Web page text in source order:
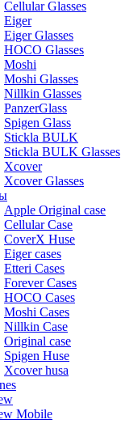
Cellular Glasses
Eiger
Eiger Glasses
HOCO Glasses
Moshi
Moshi Glasses
Nillkin Glasses
PanzerGlass
Spigen Glass
Stickla BULK
Stickla BULK Glasses
Xcover
Xcover Glasses
Apple Original case
Cellular Case
CoverX Huse
Eiger cases
Etteri Cases
Forever Cases
HOCO Cases
Moshi Cases
Nillkin Case
Original case
Spigen Huse
Xcover husa
Mobile